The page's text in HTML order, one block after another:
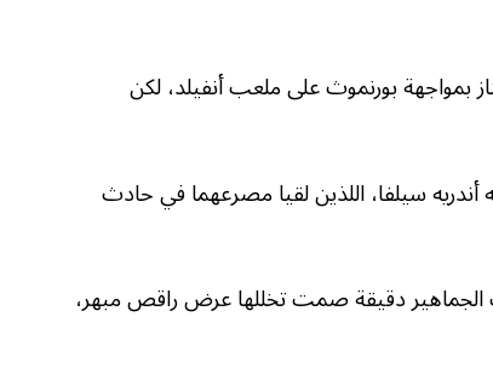
بمواجهة بورنموث على ملعب أنفيلد، لكن
سيلفا، اللذين لقيا مصرعهما في حادث
الجماهير دقيقة صمت تخللها عرض راقص مبهر،